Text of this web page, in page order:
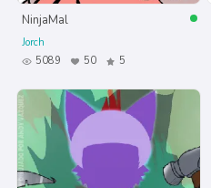
NinjaMal
Jorch
5089
50 5